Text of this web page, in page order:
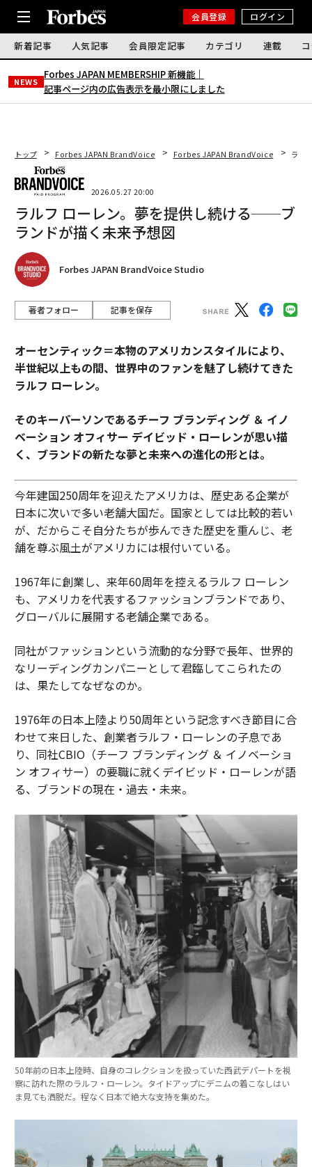
会員登録 ログイン
新着記事 人気記事 会員限定記事 カテゴリ 連載
NEWS
Forbes JAPAN MEMBERSHIP 新機能｜
記事ページ内の広告表示を最小限にしました
トップ Forbes JAPAN BrandVoice Forbes JAPAN BrandVoice ラル
2026.05.27 20:00
ラルフ ローレン。夢を提供し続ける──ブ
ランドが描く未来予想図
Forbes JAPAN BrandVoice Studio
著者フォロー 記事を保存
オーセンティック＝本物のアメリカンスタイルにより、
半世紀以上もの間、世界中のファンを魅了し続けてきた
ラルフ ローレン。
そのキーパーソンであるチーフ ブランディング ＆ イノ
ベーション オフィサー デイビッド・ローレンが思い描
く、ブランドの新たな夢と未来への進化の形とは。
今年建国250周年を迎えたアメリカは、歴史ある企業が
日本に次いで多い老舗大国だ。国家としては比較的若い
が、だからこそ自分たちが歩んできた歴史を重んじ、老
舗を尊ぶ風土がアメリカには根付いている。
1967年に創業し、来年60周年を控えるラルフ ローレン
も、アメリカを代表するファッションブランドであり、
グローバルに展開する老舗企業である。
同社がファッションという流動的な分野で長年、世界的
なリーディングカンパニーとして君臨してこられたの
は、果たしてなぜなのか。
1976年の日本上陸より50周年という記念すべき節目に合
わせて来日した、創業者ラルフ・ローレンの子息であ
り、同社CBIO（チーフ ブランディング ＆ イノベーショ
ン オフィサー）の要職に就くデイビッド・ローレンが語
る、ブランドの現在・過去・未来。
50年前の日本上陸時、自身のコレクションを扱っていた西武デパートを視
察に訪れた際のラルフ・ローレン。タイドアップにデニムの着こなしはい
ま見ても洒脱だ。程なく日本で絶大な支持を集めた。